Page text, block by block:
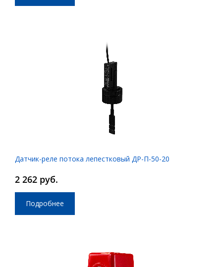
Датчик-реле потока лепестковый ДР-П-50-20
2 262 руб.
Подробнее